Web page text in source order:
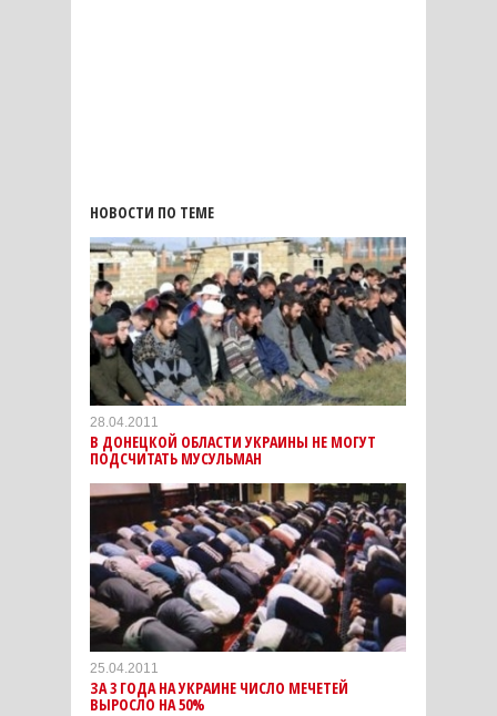
НОВОСТИ ПО ТЕМЕ
28.04.2011
В ДОНЕЦКОЙ ОБЛАСТИ УКРАИНЫ НЕ МОГУТ
ПОДСЧИТАТЬ МУСУЛЬМАН
25.04.2011
ЗА 3 ГОДА НА УКРАИНЕ ЧИСЛО МЕЧЕТЕЙ
ВЫРОСЛО НА 50%